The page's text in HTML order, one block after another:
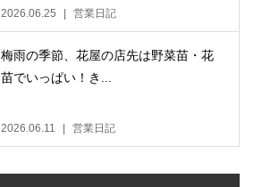
2026.06.25 営業日記
梅雨の季節、花屋の店先は野菜苗・花
苗でいっぱい！き...
2026.06.11 営業日記